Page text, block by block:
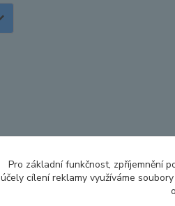
Pro základní funkčnost, zpříjemnění
účely cílení reklamy využíváme